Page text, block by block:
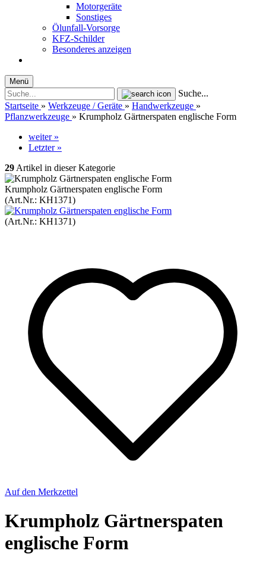
Motorgeräte
Sonstiges
Ölunfall-Vorsorge
KFZ-Schilder
Besonderes anzeigen
Menü
Suche...
Startseite » Werkzeuge / Geräte » Handwerkzeuge »
Pflanzwerkzeuge » Krumpholz Gärtnerspaten englische Form
weiter »
Letzter »
29 Artikel in dieser Kategorie
Krumpholz Gärtnerspaten englische Form
(Art.Nr.: KH1371)
(Art.Nr.: KH1371)
Auf den Merkzettel
Krumpholz Gärtnerspaten
englische Form